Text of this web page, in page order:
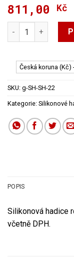
811,00 Kč
Silikonová hadice
Česká koruna (Kč)
SKU: g-SH-SH-22
Kategorie: Silikonové
POPIS
Silikonová hadice
včetně DPH.